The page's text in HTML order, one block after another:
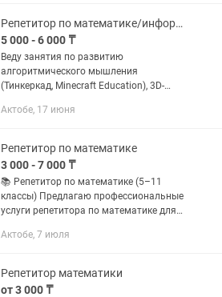
Репетитор по математике/информатике/программированию
5 000 - 6 000 ₸
Веду занятия по развитию
алгоритмического мышления
(Тинкеркад, Minecraft Education), 3D-
визуальному программированию
движках...
Актобе, 17 июня
Репетитор по математике
3 000 - 7 000 ₸
📚 Репетитор по математике (5–11
классы) Предлагаю профессиональные
услуги репетитора по математике для
к МЦ ✔ Повышение успеваемости ✔
Актобе, 7 июля
Репетитор математики
от 3 000 ₸